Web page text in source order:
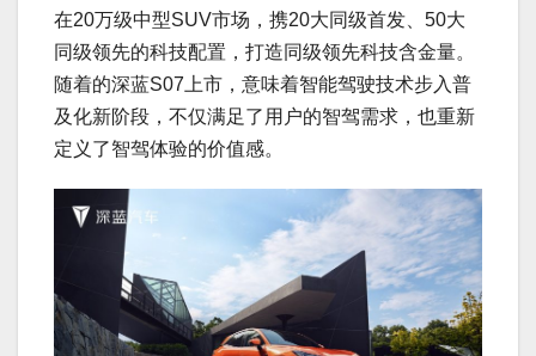
在20万级中型SUV市场，携20大同级首发、50大
同级领先的科技配置，打造同级领先科技含金量。
随着的深蓝S07上市，意味着智能驾驶技术步入普
及化新阶段，不仅满足了用户的智驾需求，也重新
定义了智驾体验的价值感。